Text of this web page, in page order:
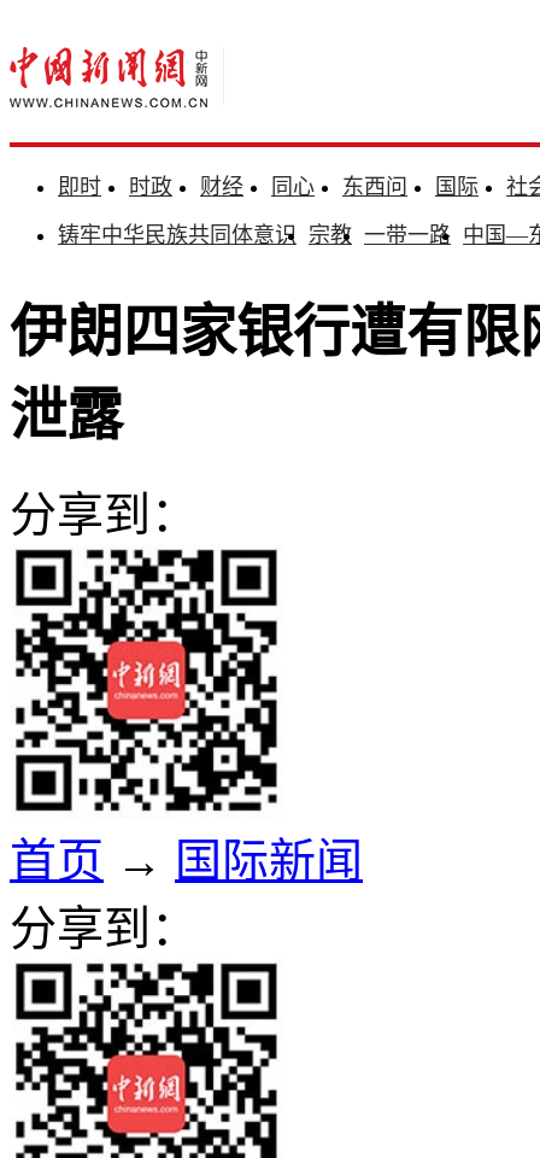
即时 时政 财经 同心 东西问 国际
社
铸牢中华民族共同体意识 宗教 一带一路 中国—
伊朗四家银行遭有
泄露
分享到：
首页 → 国际新闻
分享到：